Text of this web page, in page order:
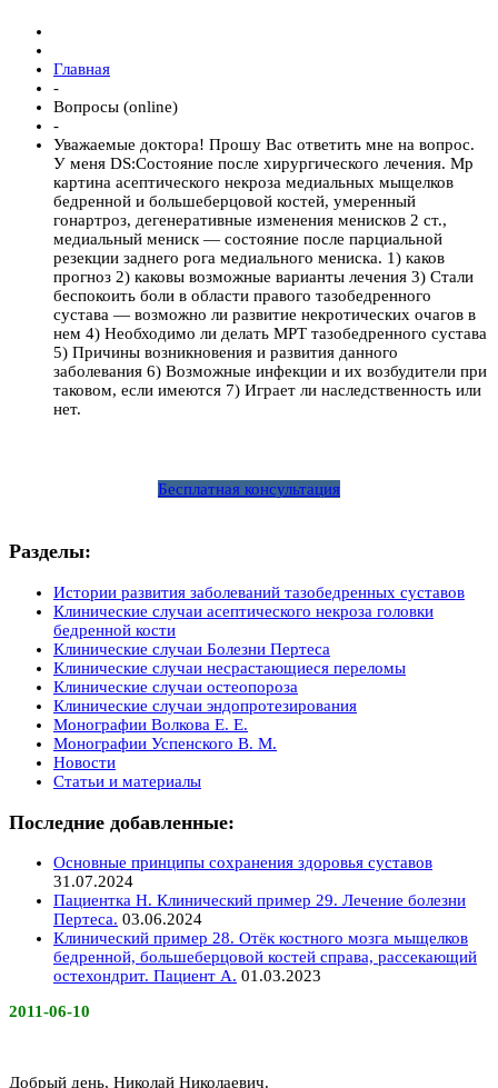
Главная
-
Вопросы (online)
-
Уважаемые доктора! Прошу Вас ответить мне на вопрос.
У меня DS:Состояние после хирургического лечения. Мр
картина асептического некроза медиальных мыщелков
бедренной и большеберцовой костей, умеренный
гонартроз, дегенеративные изменения менисков 2 ст.,
медиальный мениск — состояние после парциальной
резекции заднего рога медиального мениска. 1) каков
прогноз 2) каковы возможные варианты лечения 3) Стали
беспокоить боли в области правого тазобедренного
сустава — возможно ли развитие некротических очагов в
нем 4) Необходимо ли делать МРТ тазобедренного сустава
5) Причины возникновения и развития данного
заболевания 6) Возможные инфекции и их возбудители при
таковом, если имеются 7) Играет ли наследственность или
нет.
Бесплатная консультация
Разделы:
Истории развития заболеваний тазобедренных суставов
Клинические случаи асептического некроза головки
бедренной кости
Клинические случаи Болезни Пертеса
Клинические случаи несрастающиеся переломы
Клинические случаи остеопороза
Клинические случаи эндопротезирования
Монографии Волкова Е. Е.
Монографии Успенского В. М.
Новости
Статьи и материалы
Последние добавленные:
Основные принципы сохранения здоровья суставов
31.07.2024
Пациентка Н. Клинический пример 29. Лечение болезни
Пертеса. 03.06.2024
Клинический пример 28. Отёк костного мозга мыщелков
бедренной, большеберцовой костей справа, рассекающий
остехондрит. Пациент А. 01.03.2023
2011-06-10
Добрый день, Николай Николаевич.